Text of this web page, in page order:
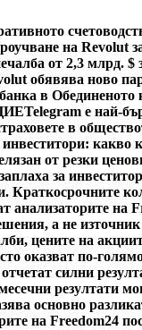
на Revolut
от 2,3 млрд. $
обявява ново
в Обединеното
Telegram е най-
в
какво
от резки
за
Краткосрочните
анализаторите на
а не
цените на
оказват по-
силни
резултати
основно
на Freedom24